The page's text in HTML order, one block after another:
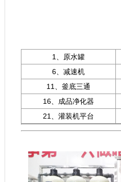
1、原水罐
6、减速机
11、釜底三通
16、成品净化器
21、灌装机平台